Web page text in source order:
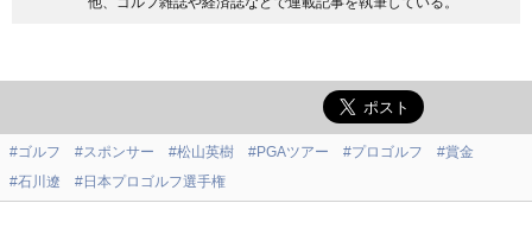
#ゴルフ #スポンサー #松山英樹 #PGAツアー #プロゴルフ
#賞金
#石川遼
#日本プロゴルフ選手権